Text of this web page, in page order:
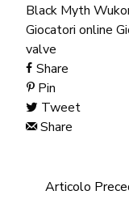
Black Myth
Giocatori online
valve
Share
Pin
Tweet
Share
Articolo